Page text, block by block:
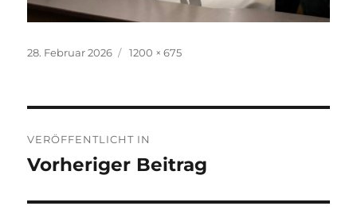
Veröffentlicht
28. Februar 2026
Volle
1200 × 675
VERÖFFENTLICHT IN
Vorheriger Beitrag